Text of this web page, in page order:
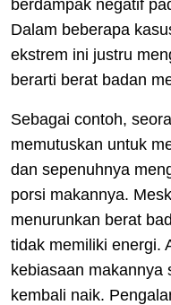
berdampak negatif
Dalam beberapa
ekstrem ini justru
berarti berat badan
Sebagai contoh,
memutuskan untuk
dan sepenuhnya
porsi makannya.
menurunkan berat
tidak memiliki energi.
kebiasaan makannya
kembali naik.